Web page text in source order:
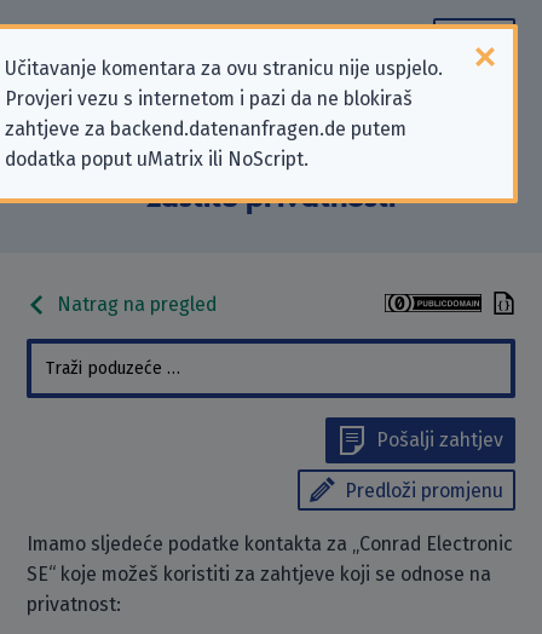
Učitavanje komentara za ovu stranicu nije uspjelo.
Provjeri vezu s internetom i pazi da ne blokiraš
zahtjeve za backend.datenanfragen.de putem
dodatka poput uMatrix ili NoScript.
Podaci kontakta „Conrad Electronic
SE” koji se odnose na zahtjeve za
zaštitu privatnosti
Natrag na pregled
Pošalji zahtjev
Predloži promjenu
Imamo sljedeće podatke kontakta za „Conrad Electronic
SE“ koje možeš koristiti za zahtjeve koji se odnose na
privatnost: